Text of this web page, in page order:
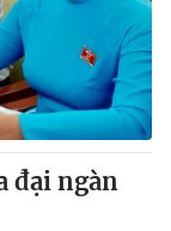
đại ngàn